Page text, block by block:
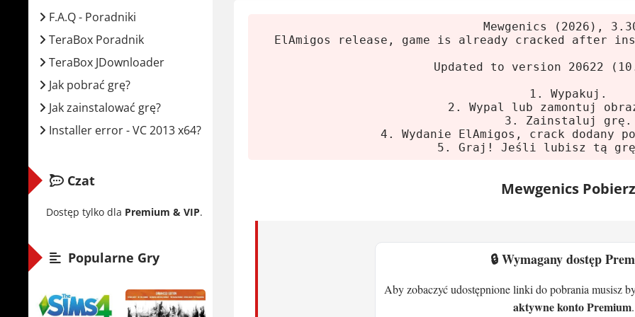
Procesor:4 rdzenie, z 2014 roku lub nowszy (64-bit)
2GB VRAM, OpenGL 4.4 lub nowszy
6 GB dostępnej przestrzeni
Windows 10 64-bit
Mewgenics - taktyczne roguelike z kotami
Zaczynasz z czterema kotami. Każdy należy do innej klasy:
Walki są turowe. W swojej turze kot porusza się albo
podsuwa sytuacje, w których warto policzyć ryzyko.
elementy taktyczne - wysoka trawa daje uniki, ale ogień ją
Mewgenics (2026),
ElAmigos release, game is already cracked after
Updated to version 20622
1. Wypakuj.
2. Wypal lub zamontuj
3. Zainstaluj grę.
4. Wydanie ElAmigos, crack dodany
5. Graj! Jeśli lubisz tą
Mewgenics Pobierz
🔒 Wymagany dostęp
Aby zobaczyć udostępnione linki do pobrania musisz
aktywne konto Premium.
F.A.Q - Poradniki
TeraBox Poradnik
TeraBox JDownloader
Jak pobrać grę?
Jak zainstalować grę?
Installer error - VC 2013 x64?
Czat
Dostęp tylko dla Premium & VIP.
Popularne Gry